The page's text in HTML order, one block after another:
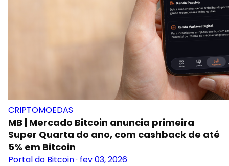
CRIPTOMOEDAS
MB | Mercado Bitcoin anuncia primeira
Super Quarta do ano, com cashback de até
5% em Bitcoin
Portal do Bitcoin· fev 03, 2026